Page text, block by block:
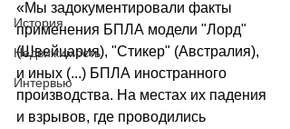
История
Недвижимость
Интервью
«Мы задокументировали факты
применения БПЛА модели "Лорд"
(Швейцария), "Стикер" (Австралия),
и иных (...) БПЛА иностранного
производства. На местах их падения
и взрывов, где проводились